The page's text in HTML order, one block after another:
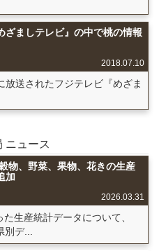
ざましテレビ』の中で桃の情報
2018.07.10
送されたフジテレビ『めざま
ニュース
物、野菜、果物、花きの生産
加
2026.03.31
生産統計データについて、
別デ...